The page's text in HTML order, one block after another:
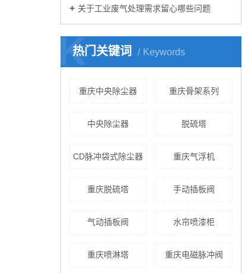
关于工业废气处理需求留心哪些问题
热门关键词 Keywords
K
重庆中央除尘器 重庆骨架系列
中央除尘器 脱硫塔
CD脉冲袋式除尘器 重庆气浮机
重庆脱硫塔 手动插板阀
气动插板阀 水帘喷漆柜
重庆喷淋塔 重庆电磁脉冲阀